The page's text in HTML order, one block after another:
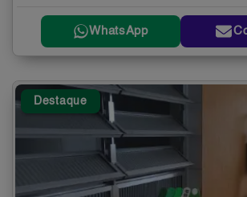
WhatsApp
Destaque